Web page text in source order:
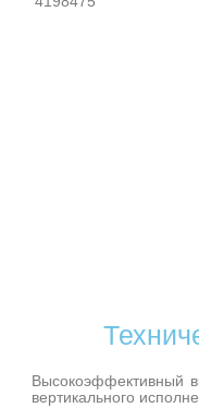
Высокоэффективный
вертикального